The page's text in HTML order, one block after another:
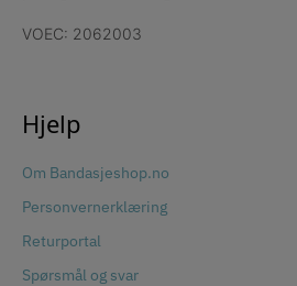
VOEC: 2062003
Hjelp
Om Bandasjeshop.no
Personvernerklæring
Returportal
Spørsmål og svar